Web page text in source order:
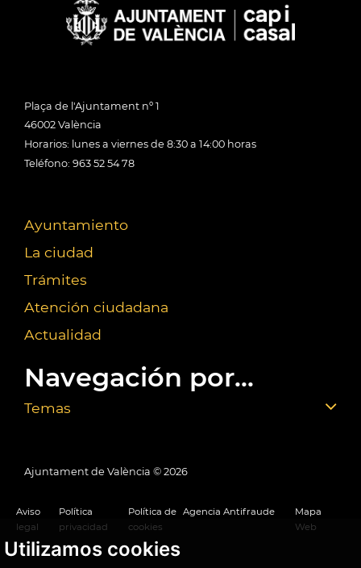
Utilizamos cookies
Plaça de l'Ajuntament nº 1
46002 València
Horarios: lunes a viernes de 8:30 a 14:00 horas
Teléfono: 963 52 54 78
Ayuntamiento
La ciudad
Trámites
Atención ciudadana
Actualidad
Navegación por...
Temas
Ajuntament de València © 2026
Aviso
legal
Política
privacidad
Política de
cookies
Agencia Antifraude
Mapa
Web